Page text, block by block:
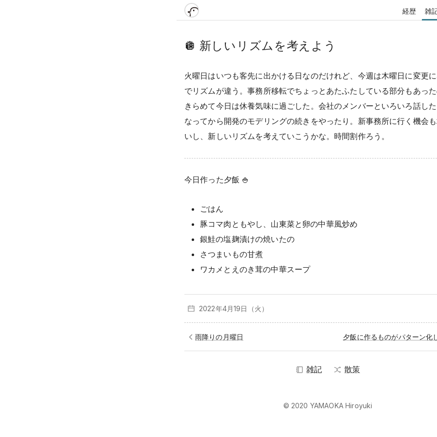
経歴 雑
🪩 新しいリズムを考えよう
火曜日はいつも客先に出かける日なのだけれど、今週は木曜日に変更
でリズムが違う。事務所移転でちょっとあたふたしている部分もあっ
きらめて今日は休養気味に過ごした。会社のメンバーといろいろ話し
なってから開発のモデリングの続きをやったり。新事務所に行く機会
いし、新しいリズムを考えていこうかな。時間割作ろう。
今日作った夕飯 🍚
ごはん
豚コマ肉ともやし、山東菜と卵の中華風炒め
銀鮭の塩麹漬けの焼いたの
さつまいもの甘煮
ワカメとえのき茸の中華スープ
2022年4月19日（火）
雨降りの月曜日 夕飯に作るものがパターン化
雑記 散策
© 2020 YAMAOKA Hiroyuki